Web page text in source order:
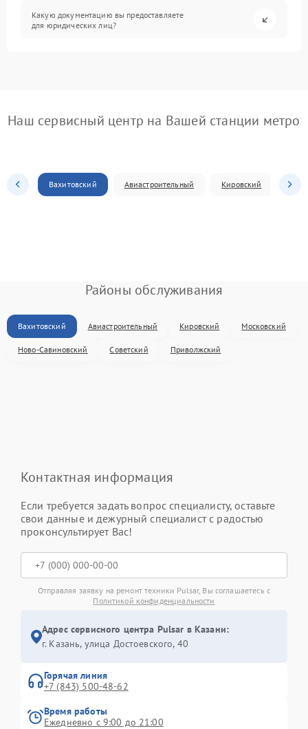
Какую документацию вы предоставляете
для юридических лиц?
Наш сервисный центр на Вашей станции метро
Вахитовский Авиастроительный Кировский
Районы обслуживания
Вахитовский Авиастроительный Кировский Московский
Ново-Савиновский Советский Приволжский
Контактная информация
Если требуется задать вопрос специалисту, оставьте
свои данные и дежурный специалист с радостью
проконсультирует Вас!
Отправляя заявку на ремонт техники Pulsar, Вы соглашаетесь с
Политикой конфиденциальности
Адрес сервисного центра Pulsar в Казани:
г. Казань, улица Достоевского, 40
Горячая линия
+7 (843) 500-48-62
Время работы
Ежедневно с 9:00 до 21:00